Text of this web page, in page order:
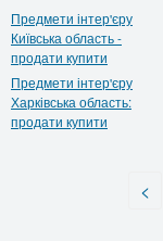
Предмети інтер'єру
Київська область -
продати купити
Предмети інтер'єру
Харківська область:
продати купити
<